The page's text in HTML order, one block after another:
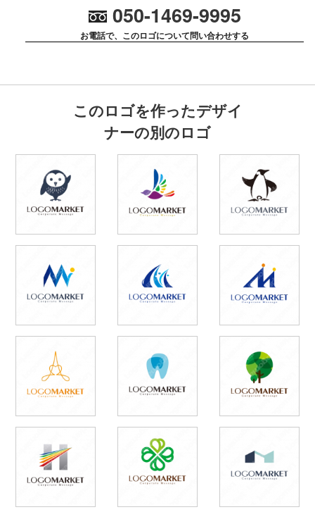
050-1469-9995
お電話で、このロゴについて問い合わせする
このロゴを作ったデザイ
ナーの別のロゴ